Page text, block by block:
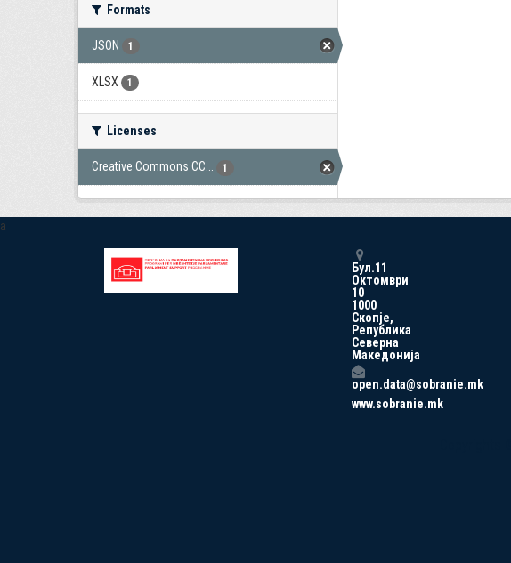
Formats
JSON 1
XLSX 1
Licenses
Creative Commons CC... 1
a
Бул.11
Октомври
10
1000
Скопје,
Република
Северна
Македонија
open.data@sobranie.mk
www.sobranie.mk